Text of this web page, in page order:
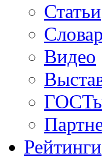
Статьи
Видео
Рейтинги